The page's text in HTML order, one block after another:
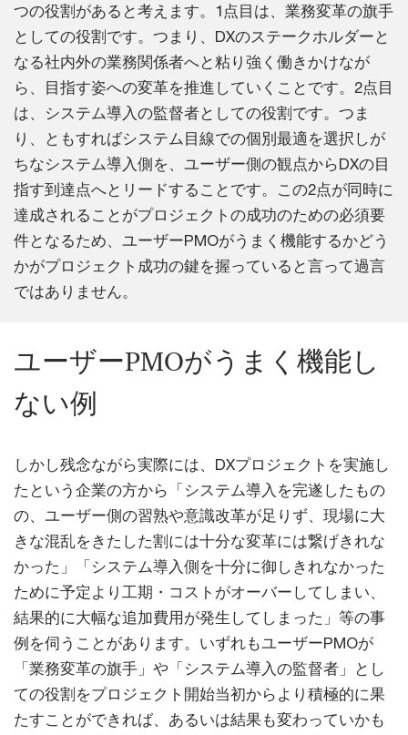
つの役割があると考えます。1点目は、業務変革の旗手
としての役割です。つまり、DXのステークホルダーと
なる社内外の業務関係者へと粘り強く働きかけなが
ら、目指す姿への変革を推進していくことです。2点目
は、システム導入の監督者としての役割です。つま
り、ともすればシステム目線での個別最適を選択しが
ちなシステム導入側を、ユーザー側の観点からDXの目
指す到達点へとリードすることです。この2点が同時に
達成されることがプロジェクトの成功のための必須要
件となるため、ユーザーPMOがうまく機能するかどう
かがプロジェクト成功の鍵を握っていると言って過言
ではありません。
ユーザーPMOがうまく機能し
ない例
しかし残念ながら実際には、DXプロジェクトを実施し
たという企業の方から「システム導入を完遂したもの
の、ユーザー側の習熟や意識改革が足りず、現場に大
きな混乱をきたした割には十分な変革には繋げきれな
かった」「システム導入側を十分に御しきれなかった
ために予定より工期・コストがオーバーしてしまい、
結果的に大幅な追加費用が発生してしまった」等の事
例を伺うことがあります。いずれもユーザーPMOが
「業務変革の旗手」や「システム導入の監督者」とし
ての役割をプロジェクト開始当初からより積極的に果
たすことができれば、あるいは結果も変わっていかも